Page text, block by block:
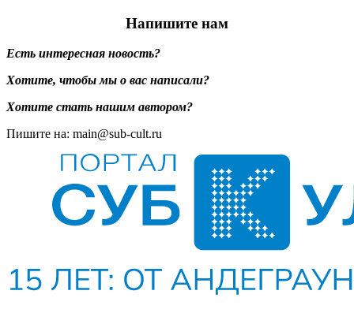
Напишите нам
Есть интересная новость?
Хотите, чтобы мы о вас написали?
Хотите стать нашим автором?
Пишите на: main@sub-cult.ru